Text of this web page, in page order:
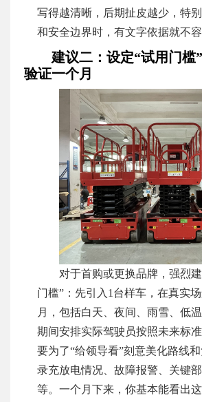
写得越清晰，后期扯皮越少，特
和安全边界时，有文字依据就不容
建议二：设定“试用门槛
验证一个月
对于首购或更换品牌，强烈
门槛”：先引入1台样车，在真实
月，包括白天、夜间、雨雪、低温
期间安排实际驾驶员按照未来标
要为了“给领导看”刻意美化路线
录充放电情况、故障报警、关键
等。一个月下来，你基本能看出